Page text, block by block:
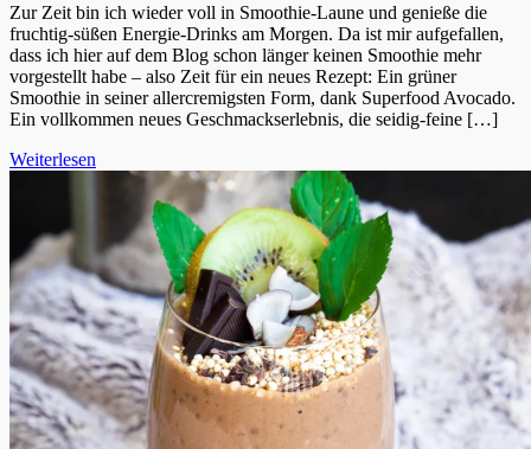
Zur Zeit bin ich wieder voll in Smoothie-Laune und genieße die
fruchtig-süßen Energie-Drinks am Morgen. Da ist mir aufgefallen,
dass ich hier auf dem Blog schon länger keinen Smoothie mehr
vorgestellt habe – also Zeit für ein neues Rezept: Ein grüner
Smoothie in seiner allercremigsten Form, dank Superfood Avocado.
Ein vollkommen neues Geschmackserlebnis, die seidig-feine […]
Weiterlesen